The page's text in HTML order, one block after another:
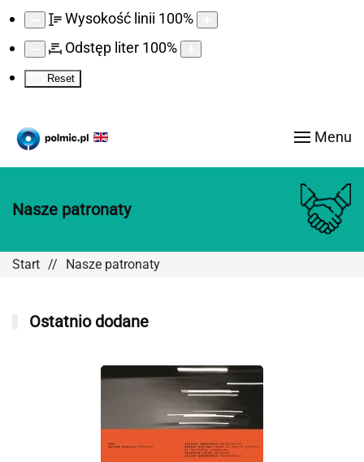
Wysokość linii 100%
Odstęp liter 100%
Reset
Menu
Nasze patronaty
Start Nasze patronaty
Ostatnio dodane